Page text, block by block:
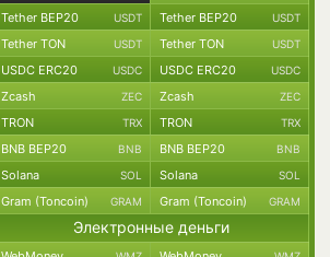
Tether BEP20 USDT Tether BEP20 USDT
Tether TON USDT Tether TON USDT
USDC ERC20 USDC USDC ERC20 USDC
Zcash ZEC Zcash ZEC
TRON TRX TRON TRX
BNB BEP20 BNB BNB BEP20 BNB
Solana SOL Solana SOL
Gram (Toncoin) GRAM Gram (Toncoin) GRAM
Электронные деньги